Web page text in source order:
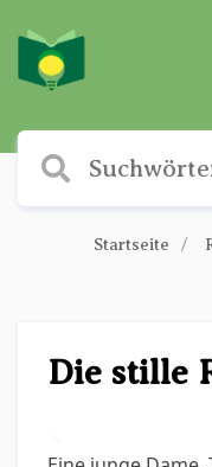
Startseite
Die stille